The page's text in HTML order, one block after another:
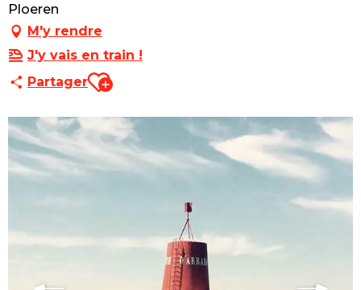
Ploeren
M'y rendre
J'y vais en train !
PartagerAjouter aux favoris